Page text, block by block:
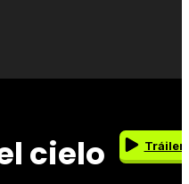
cielo Tráiler